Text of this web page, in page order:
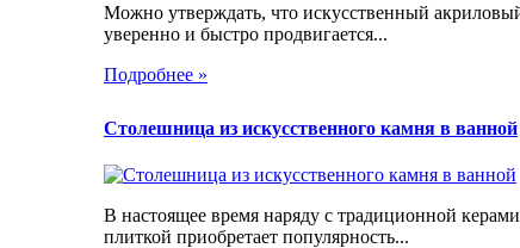
Можно утверждать, что искусственный
уверенно и быстро продвигается...
Подробнее »
Столешница из искусственного камня в ванной
В настоящее время наряду с традиционной
плиткой приобретает популярность...